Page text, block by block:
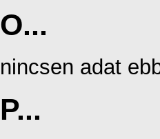
O...
nincsen adat
P...